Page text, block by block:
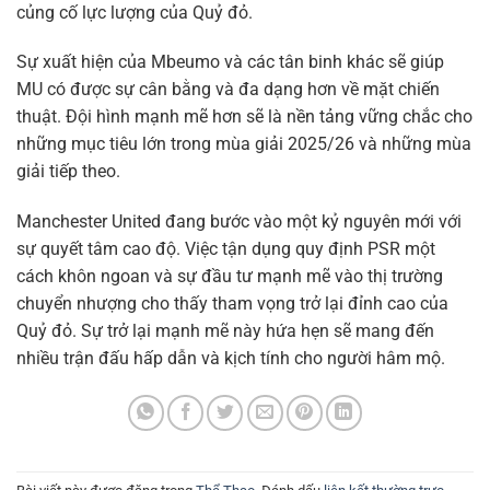
củng cố lực lượng của Quỷ đỏ.
Sự xuất hiện của Mbeumo và các tân binh khác sẽ giúp
MU có được sự cân bằng và đa dạng hơn về mặt chiến
thuật. Đội hình mạnh mẽ hơn sẽ là nền tảng vững chắc cho
những mục tiêu lớn trong mùa giải 2025/26 và những mùa
giải tiếp theo.
Manchester United đang bước vào một kỷ nguyên mới với
sự quyết tâm cao độ. Việc tận dụng quy định PSR một
cách khôn ngoan và sự đầu tư mạnh mẽ vào thị trường
chuyển nhượng cho thấy tham vọng trở lại đỉnh cao của
Quỷ đỏ. Sự trở lại mạnh mẽ này hứa hẹn sẽ mang đến
nhiều trận đấu hấp dẫn và kịch tính cho người hâm mộ.